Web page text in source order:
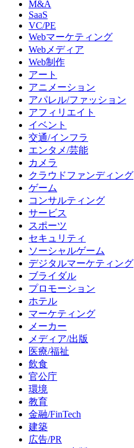
M&A
SaaS
VC/PE
Webマーケティング
Webメディア
Web制作
アート
アニメーション
アパレル/ファッション
アフィリエイト
イベント
交通/インフラ
エンタメ/芸能
カメラ
クラウドファンディング
ゲーム
コンサルティング
サービス
スポーツ
セキュリティ
ソーシャルゲーム
デジタルマーケティング
ブライダル
プロモーション
ホテル
マーケティング
メーカー
メディア/出版
医療/福祉
飲食
官公庁
環境
教育
金融/FinTech
建築
広告/PR